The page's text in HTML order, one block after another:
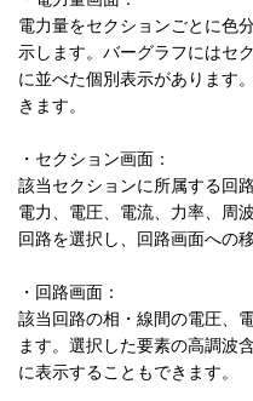
電力量をセクションごとに色
示します。バーグラフにはセ
に並べた個別表示があります
きます。
・セクション画面：
該当セクションに所属する回
電力、電圧、電流、力率、周
回路を選択し、回路画面への
・回路画面：
該当回路の相・線間の電圧、
ます。選択した要素の高調波
に表示することもできます。